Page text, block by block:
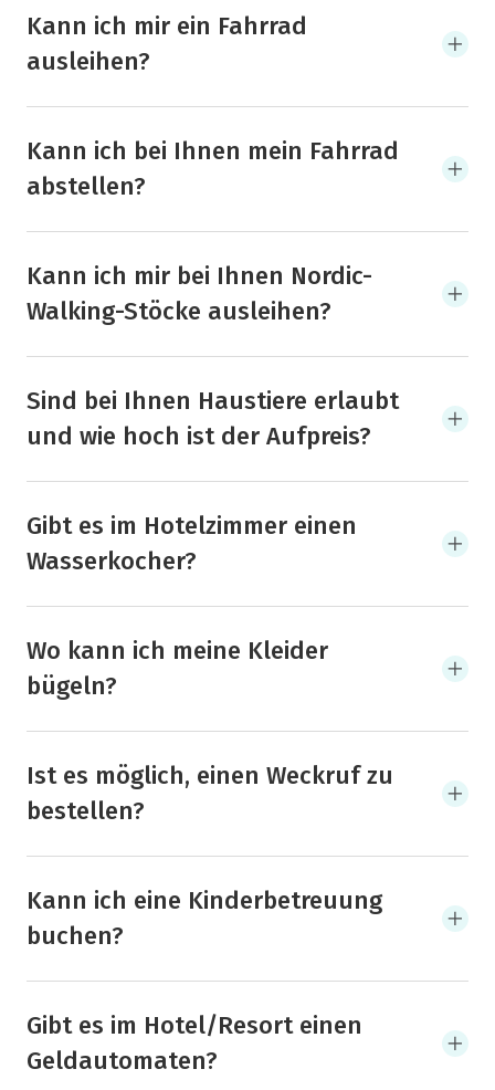
Kann ich mir ein Fahrrad
ausleihen?
Kann ich bei Ihnen mein Fahrrad
abstellen?
Kann ich mir bei Ihnen Nordic-
Walking-Stöcke ausleihen?
Sind bei Ihnen Haustiere erlaubt
und wie hoch ist der Aufpreis?
Gibt es im Hotelzimmer einen
Wasserkocher?
Wo kann ich meine Kleider
bügeln?
Ist es möglich, einen Weckruf zu
bestellen?
Kann ich eine Kinderbetreuung
buchen?
Gibt es im Hotel/Resort einen
Geldautomaten?